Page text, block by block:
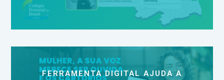
FERRAMENTA DIGITAL AJUDA A